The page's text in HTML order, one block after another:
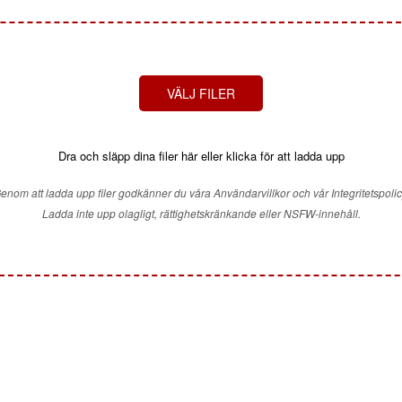
VÄLJ FILER
Dra och släpp dina filer här eller klicka för att ladda upp
att ladda upp filer godkänner du våra Användarvillkor och vår
Ladda inte upp olagligt, rättighetskränkande eller NSFW-innehåll.